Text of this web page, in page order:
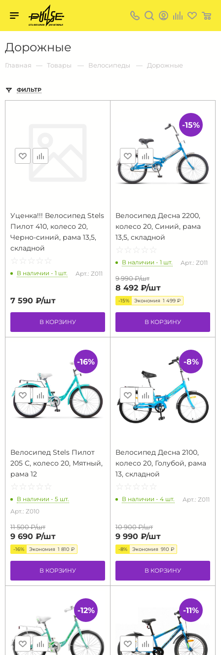
Дорожные
пульс:
сеть
для
Барнауле:
Главная Товары Велосипеды Дорожные
ФИЛЬТР
Уценка!!! Велосипед Stels
Пилот 410, колесо 20,
Черно-синий, рама 13,5,
складной
☆ ☆ ☆ ☆ ☆
★ ★ ★ ★ ★
В наличии - 1 шт. Арт.: Z011
7 590 ₽/шт
В КОРЗИНУ
Велосипед Десна 2200,
колесо 20, Синий, рама
13,5, складной
☆ ☆ ☆ ☆ ☆
★ ★ ★ ★ ★
В наличии - 1 шт. Арт.: Z011
9 990 ₽/шт
8 492 ₽/шт
-15% Экономия 1 499 ₽
В КОРЗИНУ
-15%
Велосипед Stels Пилот
205 С, колесо 20, Мятный,
рама 12
☆ ☆ ☆ ☆ ☆
★ ★ ★ ★ ★
В наличии - 5 шт.
Арт.: Z010
11 500 ₽/шт
9 690 ₽/шт
-16% Экономия 1 810 ₽
В КОРЗИНУ
-16%
Велосипед Десна 2100,
колесо 20, Голубой, рама
13, складной
☆ ☆ ☆ ☆ ☆
★ ★ ★ ★ ★
В наличии - 4 шт. Арт.: Z011
10 900 ₽/шт
9 990 ₽/шт
-8% Экономия 910 ₽
В КОРЗИНУ
-8%
-12% -11%